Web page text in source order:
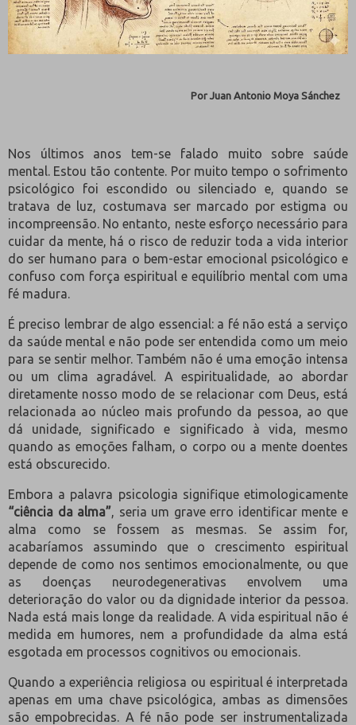
Por Juan Antonio Moya Sánchez
Nos últimos anos tem-se falado muito sobre saúde
mental. Estou tão contente. Por muito tempo o sofrimento
psicológico foi escondido ou silenciado e, quando se
tratava de luz, costumava ser marcado por estigma ou
incompreensão. No entanto, neste esforço necessário para
cuidar da mente, há o risco de reduzir toda a vida interior
do ser humano para o bem-estar emocional psicológico e
confuso com força espiritual e equilíbrio mental com uma
fé madura.
É preciso lembrar de algo essencial: a fé não está a serviço
da saúde mental e não pode ser entendida como um meio
para se sentir melhor. Também não é uma emoção intensa
ou um clima agradável. A espiritualidade, ao abordar
diretamente nosso modo de se relacionar com Deus, está
relacionada ao núcleo mais profundo da pessoa, ao que
dá unidade, significado e significado à vida, mesmo
quando as emoções falham, o corpo ou a mente doentes
está obscurecido.
Embora a palavra psicologia signifique etimologicamente
“ciência da alma”, seria um grave erro identificar mente e
alma como se fossem as mesmas. Se assim for,
acabaríamos assumindo que o crescimento espiritual
depende de como nos sentimos emocionalmente, ou que
as doenças neurodegenerativas envolvem uma
deterioração do valor ou da dignidade interior da pessoa.
Nada está mais longe da realidade. A vida espiritual não é
medida em humores, nem a profundidade da alma está
esgotada em processos cognitivos ou emocionais.
Quando a experiência religiosa ou espiritual é interpretada
apenas em uma chave psicológica, ambas as dimensões
são empobrecidas. A fé não pode ser instrumentalizada